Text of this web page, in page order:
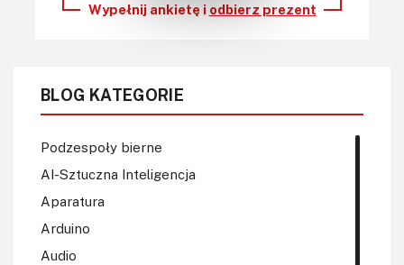
Wypełnij ankietę i odbierz prezent
BLOG KATEGORIE
Podzespoły bierne
AI-Sztuczna Inteligencja
Aparatura
Arduino
Audio